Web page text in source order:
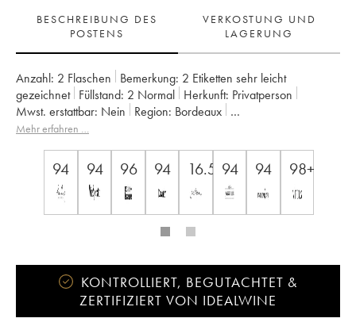
BESCHREIBUNG DES
POSTENS
VERKOSTUNG UND
LAGERUNG
Anzahl: 2 Flaschen Bemerkung: 2 Etiketten sehr leicht
gezeichnet Füllstand: 2 Normal Herkunft:
privatperson
Mwst. erstattbar:
nein Region:
Bordeaux
Appellation: Saint-Julien
Mehr erfahren …
94 94 96 94 16.5+94 94 98+/100
KONTROLLIERT, BEGUTACHTET &
ZERTIFIZIERT VON IDEALWINE